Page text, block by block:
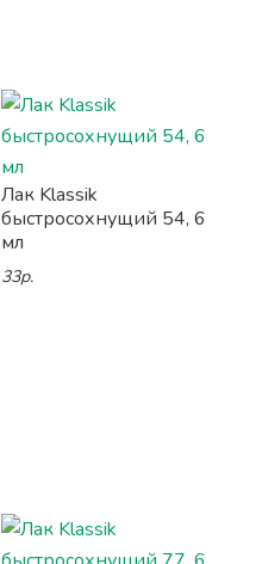
Лак Klassik
быстросохнущий 54, 6
мл
33р.